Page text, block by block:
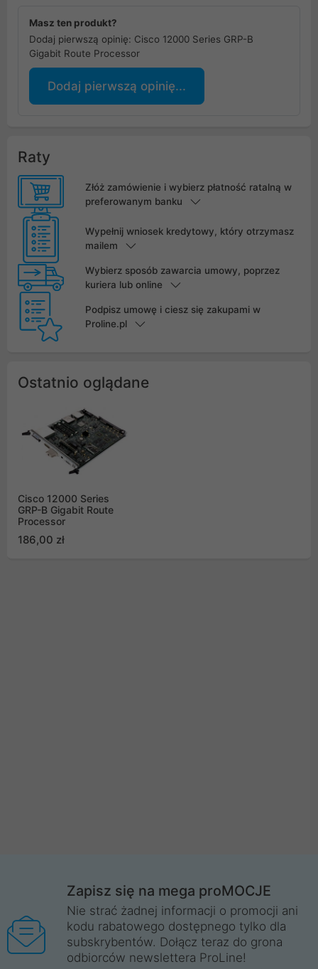
Masz ten produkt?
Dodaj pierwszą opinię: Cisco 12000 Series GRP-B
Gigabit Route Processor
Dodaj pierwszą opinię...
Raty
Złóż zamówienie i wybierz płatność ratalną w
preferowanym banku
Wypełnij wniosek kredytowy, który otrzymasz
mailem
Wybierz sposób zawarcia umowy, poprzez
kuriera lub online
Podpisz umowę i ciesz się zakupami w
Proline.pl
Ostatnio oglądane
Cisco 12000 Series
GRP-B Gigabit Route
Processor
186,00 zł
Zapisz się na mega proMOCJE
Nie strać żadnej informacji o promocji ani
kodu rabatowego dostępnego tylko dla
subskrybentów. Dołącz teraz do grona
odbiorców newslettera ProLine!